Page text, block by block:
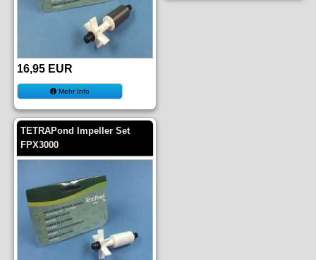
16,95 EUR
Mehr Info
TETRAPond Impeller Set
FPX3000